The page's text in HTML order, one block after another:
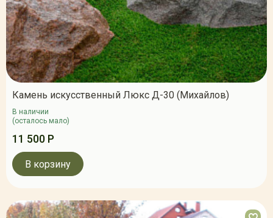
Камень искусственный Люкс Д-30 (Михайлов)
В наличии
(осталось мало)
11 500 Р
В корзину